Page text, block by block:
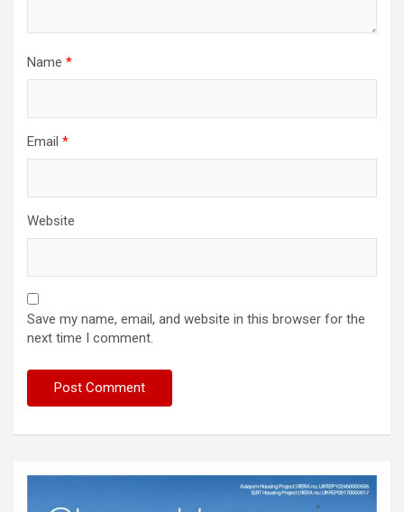
Name *
Email *
Website
Save my name, email, and website in this browser for the
next time I comment.